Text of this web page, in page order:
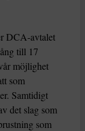
DCA-avtalet
till 17
möjlighet
som
Samtidigt
det slag som
som